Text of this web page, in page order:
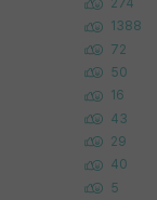
274
1388
72
50
16
43
29
40
5